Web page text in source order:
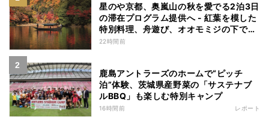
星のや京都、奥嵐山の秋を愛でる2泊3日
の滞在プログラム提供へ - 紅葉を模した
特別料理、舟遊び、オオモミジの下でお
こなう深呼吸など
22時間前
鹿島アントラーズのホームで“ピッチ
泊”体験、茨城県産野菜の「サステナブ
ルBBQ」も楽しむ特別キャンプ
16時間前 レポート